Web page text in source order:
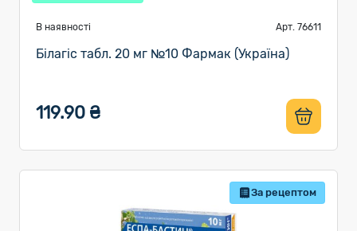
В наявності Арт. 76611
Білагіс табл. 20 мг №10 Фармак (Україна)
119.90 ₴
За рецептом